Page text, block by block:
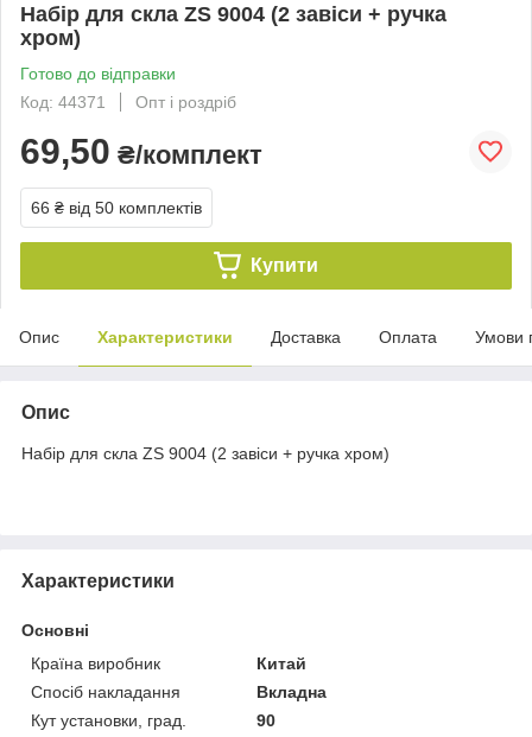
Набір для скла ZS 9004 (2 завіси + ручка
хром)
Готово до відправки
Код: 44371
Опт і роздріб
69,50 ₴/комплект
66 ₴ від 50 комплектів
Купити
Опис Характеристики Доставка Оплата Умови
Опис
Набір для скла ZS 9004 (2 завіси + ручка хром)
Характеристики
Основні
Країна виробник
Китай
Спосіб накладання
Вкладна
Кут установки, град.
90